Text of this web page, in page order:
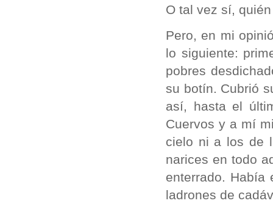
O tal vez sí,
Pero, en mi
lo siguiente:
pobres
su botín. Cubrió
así, hasta el
Cuervos y a mí
cielo ni a los de
narices en todo
enterrado. Había
ladrones de